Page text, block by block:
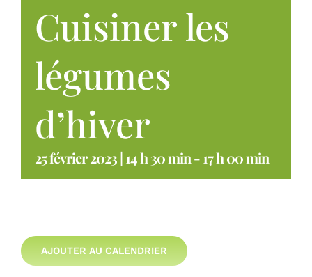
Cuisiner les
légumes
d’hiver
25 février 2023 | 14 h 30 min-17 h 00 min
AJOUTER AU CALENDRIER